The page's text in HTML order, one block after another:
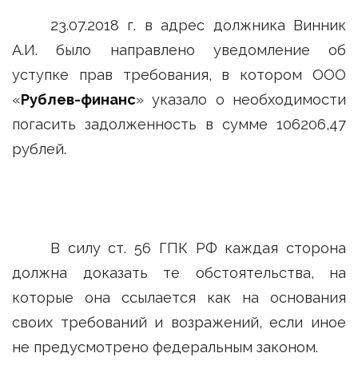
23.07.2018 г. в адрес должника Винник
А.И. было направлено уведомление об
уступке прав требования, в котором ООО
«Рублев-финанс» указало о необходимости
погасить задолженность в сумме 106206,47
рублей.
В силу ст. 56 ГПК РФ каждая сторона
должна доказать те обстоятельства, на
которые она ссылается как на основания
своих требований и возражений, если иное
не предусмотрено федеральным законом.